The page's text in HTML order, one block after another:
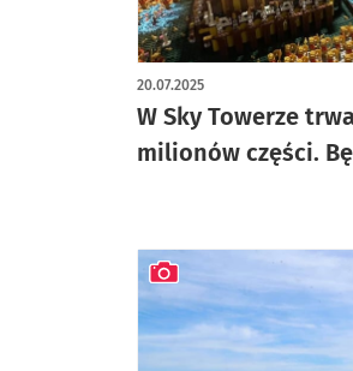
W Sky Towerze
milionów części.
20.07.2025